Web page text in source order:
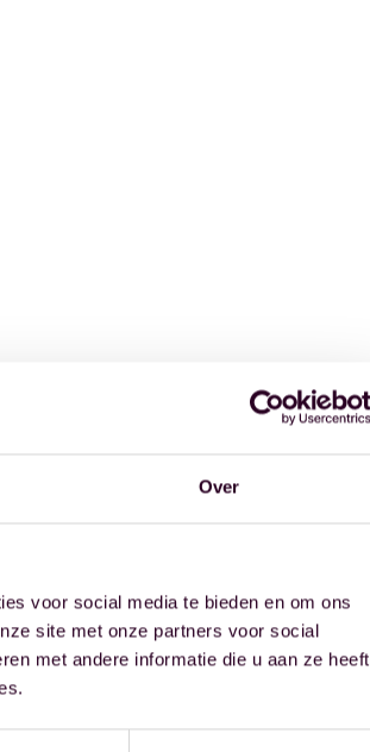
Over
voor social media te bieden en om ons
site met onze partners voor social
met andere informatie die u aan ze heeft